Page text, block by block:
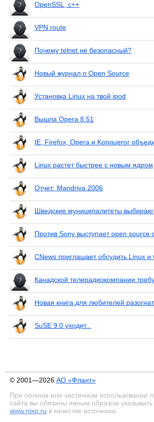
OpenSSL, с++
VPN route
Почему telnet не безопасный?
Новый журнал о Open Source
Установка Linux на твой ipod
Вышла Opera 8.51
IE, Firefox, Opera и Konqueror
Linux растет быстрее с новым ядром
Отчет: Mandriva 2006
Шведские муниципалитеты
Против Sony выступает open source
CNews приглашает обсудить Linux
Канадской телерадиокомпании
Новая книга для любителей
SuSE 9.0 уходит...
© 2001—2026 АО «Флант»
При полном или частичном использовании
сайта вы обязаны явным образом указывать
www.nixp.ru в качестве источника.